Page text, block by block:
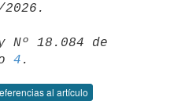
Nº 18.084 de
4
al artículo